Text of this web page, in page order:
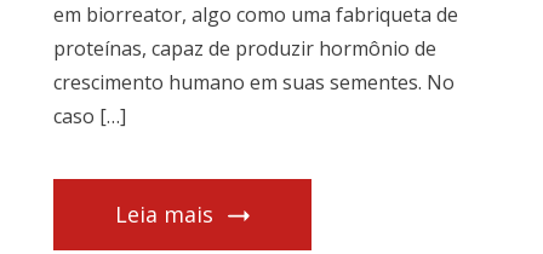
em biorreator, algo como uma fabriqueta de
proteínas, capaz de produzir hormônio de
crescimento humano em suas sementes. No
caso […]
Leia mais